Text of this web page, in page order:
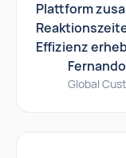
Plattform
Effizienz
Global